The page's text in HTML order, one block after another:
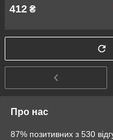
412 ₴
Про нас
87% позитивних з 530